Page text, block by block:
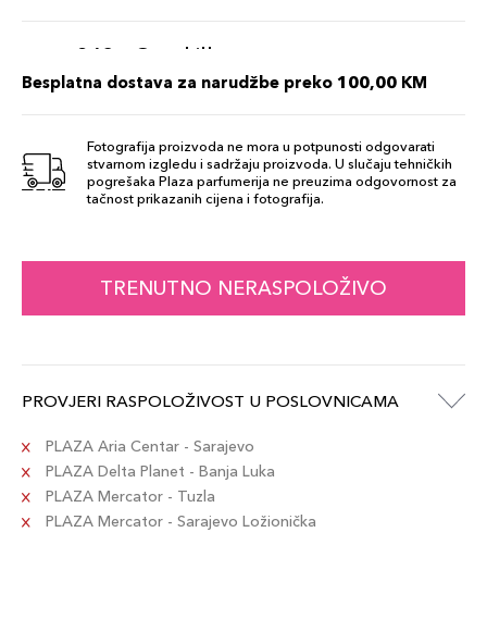
243 - Overkill
Šifra artikla
+3 PLAZA cvjetića
238 - Too Shy
Šifra artikla
8017834890280
32,00 KM
205 Pink
Lemonade
32,00 KM
227 Vino
8017834845136
228 Truth Or
Besplatna dostava za narudžbe preko 100,00 KM
Fotografija proizvoda ne mora u potpunosti odgovarati
stvarnom izgledu i sadržaju proizvoda. U slučaju tehničkih
pogrešaka Plaza parfumerija ne preuzima odgovornost za
tačnost prikazanih cijena i fotografija.
TRENUTNO NERASPOLOŽIVO
PROVJERI RASPOLOŽIVOST U POSLOVNICAMA
PLAZA Aria Centar - Sarajevo
PLAZA Delta Planet - Banja Luka
PLAZA Mercator - Tuzla
PLAZA Mercator - Sarajevo Ložionička